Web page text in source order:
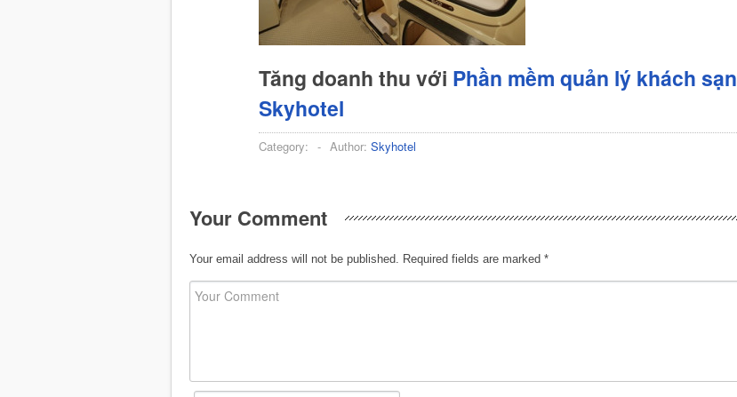
Tăng doanh thu với Phần mềm quản lý khách sạn
Skyhotel
Category: - Author: Skyhotel
Your Comment
Your email address will not be published. Required fields are marked *